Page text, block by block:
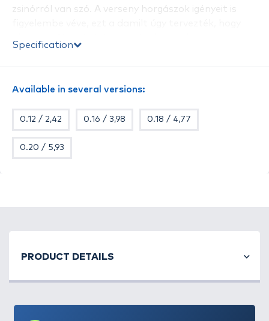
zsinórról van szó. A verseny horgászok igényeit is
a vízben a halak számára
damilokhoz hasonlóan, az átlagosnál
Feeder horgászathoz különösen ajánlott!
Specification
Available in several versions:
0.12 / 2,42 0.16 / 3,98 0.18 / 4,77
0.20 / 5,93
PRODUCT DETAILS